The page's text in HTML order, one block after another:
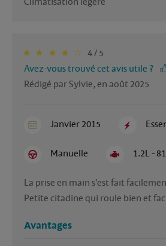
4 / 5
Avez-vous trouvé cet avis utile ?
Rédigé par Sylvie, en août 2025
Janvier 2015
Manuelle 1.2L -
La prise en main s'est fait
Avantages